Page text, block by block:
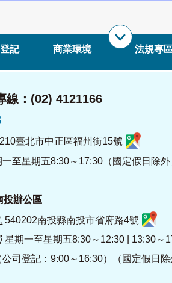
記 商業環境 法規專
線：(02) 4121166
臺北市中正區福州街15號
至星期五8:30～17:30（國定假日除外
投辦公區
540202南投縣南投市省府路4號
星期一至星期五8:30～12:30 | 13:30～
公司登記：9:00～16:30）（國定假日除